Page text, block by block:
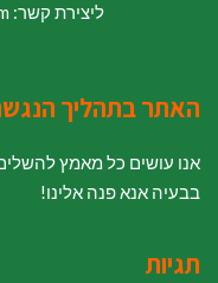
ליצירת קשר: Avihai.Zoomat@gmail.com
האתר בתהליך
אנו עושים כל מאמץ
בבעיה אנא פנה אלינו!
תגיות